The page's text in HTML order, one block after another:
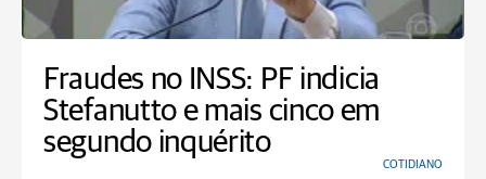
Fraudes no INSS: PF indicia
Stefanutto e mais cinco em
segundo inquérito
COTIDIANO